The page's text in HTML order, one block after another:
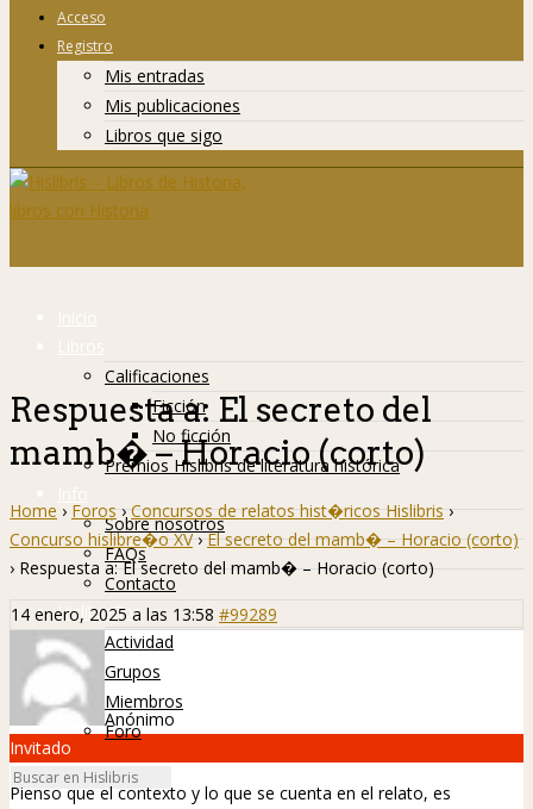
Acceso
Registro
Mis entradas
Mis publicaciones
Libros que sigo
Inicio
Libros
Calificaciones
Ficción
No ficción
Premios Hislibris de literatura histórica
Info
Sobre nosotros
FAQs
Contacto
Hislibreños
Actividad
Grupos
Miembros
Foro
Respuesta a: El secreto del
mamb� – Horacio (corto)
Home › Foros › Concursos de relatos hist�ricos Hislibris ›
Concurso hislibre�o XV › El secreto del mamb� – Horacio (corto)
› Respuesta a: El secreto del mamb� – Horacio (corto)
14 enero, 2025 a las 13:58 #99289
Anónimo
Invitado
Pienso que el contexto y lo que se cuenta en el relato, es